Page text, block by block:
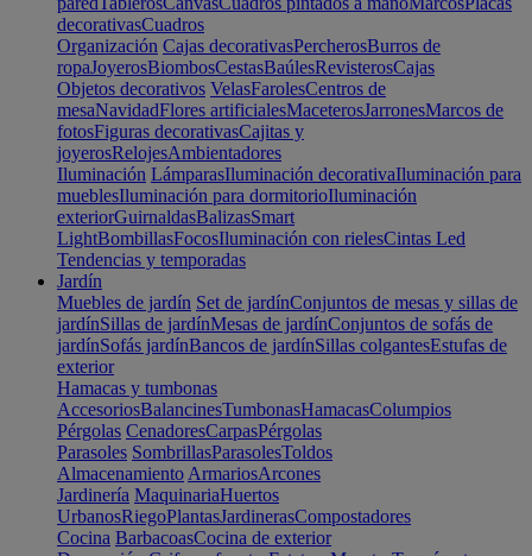
decorativasCuadros
Organización Cajas decorativasPercherosBurros de
ropaJoyerosBiombosCestasBaúlesRevisterosCajas
Objetos decorativos VelasFarolesCentros de
mesaNavidadFlores artificialesMaceterosJarronesMarcos de
fotosFiguras decorativasCajitas y
joyerosRelojesAmbientadores
Iluminación LámparasIluminación decorativaIluminación para
mueblesIluminación para dormitorioIluminación
exteriorGuirnaldasBalizasSmart
LightBombillasFocosIluminación con rielesCintas Led
Tendencias y temporadas
Jardín
Muebles de jardín Set de jardínConjuntos de mesas y sillas de
jardínSillas de jardínMesas de jardínConjuntos de sofás de
jardínSofás jardínBancos de jardínSillas colgantesEstufas de
exterior
Hamacas y tumbonas
AccesoriosBalancinesTumbonasHamacasColumpios
Pérgolas CenadoresCarpasPérgolas
Parasoles SombrillasParasolesToldos
Almacenamiento ArmariosArcones
Jardinería MaquinariaHuertos
UrbanosRiegoPlantasJardinerasCompostadores
Cocina BarbacoasCocina de exterior